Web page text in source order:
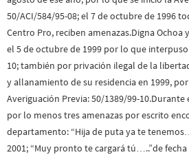
50/ACI/584/95-08; el 7 de octubre de 1996
Centro Pro, reciben amenazas.Digna Ochoa
el 5 de octubre de 1999 por lo que
10; también por privación ilegal de la
y allanamiento de su residencia en 1999,
Averiguación Previa: 50/1389/99-10.Durante
por lo menos tres amenazas por escrito
departamento: “Hija de puta ya te
2001; “Muy pronto te cargará tú…..”de